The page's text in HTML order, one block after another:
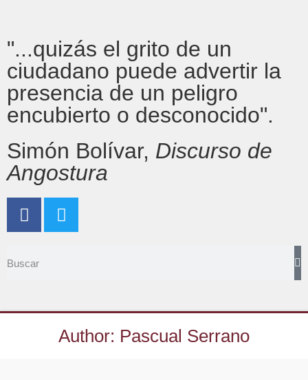
"...quizás el grito de un
ciudadano puede advertir la
presencia de un peligro
encubierto o desconocido".
Simón Bolívar, Discurso de
Angostura
Author: Pascual Serrano